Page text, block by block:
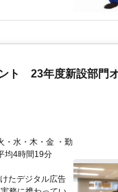
ト 23年度新設部門
・水・木・金 ・勤
均4時間19分
たデジタル広告